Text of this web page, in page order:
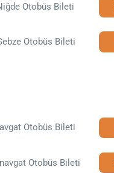
Otobüs Bileti
Otobüs Bileti
Otobüs Bileti
Otobüs Bileti